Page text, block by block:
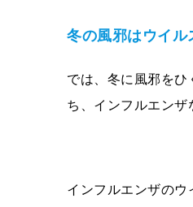
冬の風邪はウイル
では、冬に風邪をひ
ち、インフルエンザ
インフルエンザの